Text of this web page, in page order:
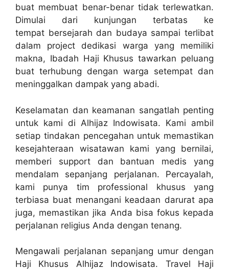
buat membuat benar-benar tidak terlewatkan.
Dimulai dari kunjungan terbatas ke
tempat bersejarah dan budaya sampai terlibat
dalam project dedikasi warga yang memiliki
makna, Ibadah Haji Khusus tawarkan peluang
buat terhubung dengan warga setempat dan
meninggalkan dampak yang abadi.
Keselamatan dan keamanan sangatlah penting
untuk kami di Alhijaz Indowisata. Kami ambil
setiap tindakan pencegahan untuk memastikan
kesejahteraan wisatawan kami yang bernilai,
memberi support dan bantuan medis yang
mendalam sepanjang perjalanan. Percayalah,
kami punya tim professional khusus yang
terbiasa buat menangani keadaan darurat apa
juga, memastikan jika Anda bisa fokus kepada
perjalanan religius Anda dengan tenang.
Mengawali perjalanan sepanjang umur dengan
Haji Khusus Alhijaz Indowisata. Travel Haji